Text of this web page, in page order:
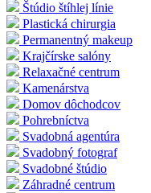
Štúdio štíhlej línie
Plastická chirurgia
Permanentný makeup
Krajčírske salóny
Relaxačné centrum
Kamenárstva
Domov dôchodcov
Pohrebníctva
Svadobná agentúra
Svadobný fotograf
Svadobné štúdio
Záhradné centrum